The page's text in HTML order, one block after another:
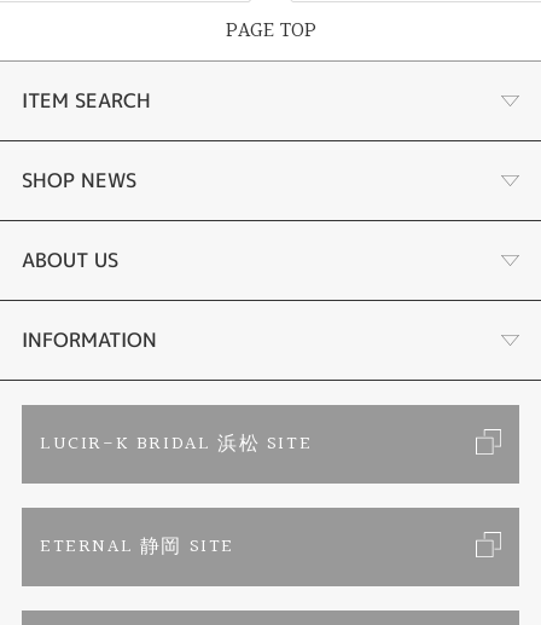
紹介文
※数に限りがございます。なくなり次第終了となります。
PAGE TOP
ITEM SEARCH
あこや真珠
黒蝶真珠
時計
色石
ジュエリーリフォーム
婚約指輪
SHOP NEWS
個性溢れる色石の魅力
YouTube ルシルケイチャンネル
ブライダルリングサイト
ブランドリスト
ABOUT US
店舗情報・会社概要
お客様の声
INFORMATION
LUCIR-K BRIDAL 浜松 SITE
ETERNAL 静岡 SITE